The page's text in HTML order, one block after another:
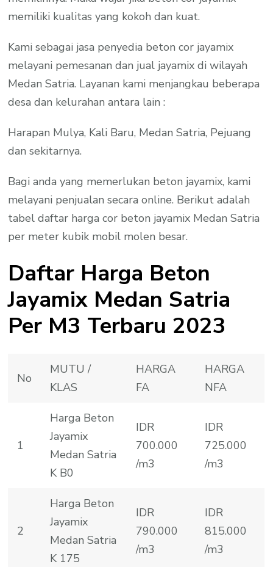
memiliki kualitas yang kokoh dan kuat.
Kami sebagai jasa penyedia beton cor jayamix
melayani pemesanan dan jual jayamix di wilayah
Medan Satria. Layanan kami menjangkau beberapa
desa dan kelurahan antara lain :
Harapan Mulya, Kali Baru, Medan Satria, Pejuang
dan sekitarnya.
Bagi anda yang memerlukan beton jayamix, kami
melayani penjualan secara online. Berikut adalah
tabel daftar harga cor beton jayamix Medan Satria
per meter kubik mobil molen besar.
Daftar Harga Beton
Jayamix Medan Satria
Per M3 Terbaru 2023
No
MUTU /
KLAS
HARGA
FA
HARGA
NFA
1
Harga Beton
Jayamix
Medan Satria
K B0
IDR
700.000
/m3
IDR
725.000
/m3
2
Harga Beton
Jayamix
Medan Satria
K 175
IDR
790.000
/m3
IDR
815.000
/m3